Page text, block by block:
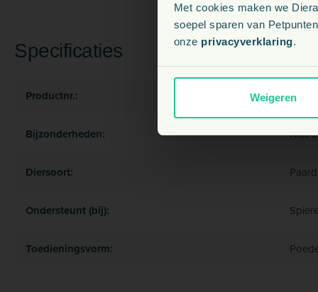
Met cookies maken we
soepel sparen van
onze privacyverklaring.
Weigeren
Specificaties
Productnr.: 3624
Bijzonderheden: Niet
Diersoort: Paard
Ondersteunt (bij):
Toedieningsvorm: